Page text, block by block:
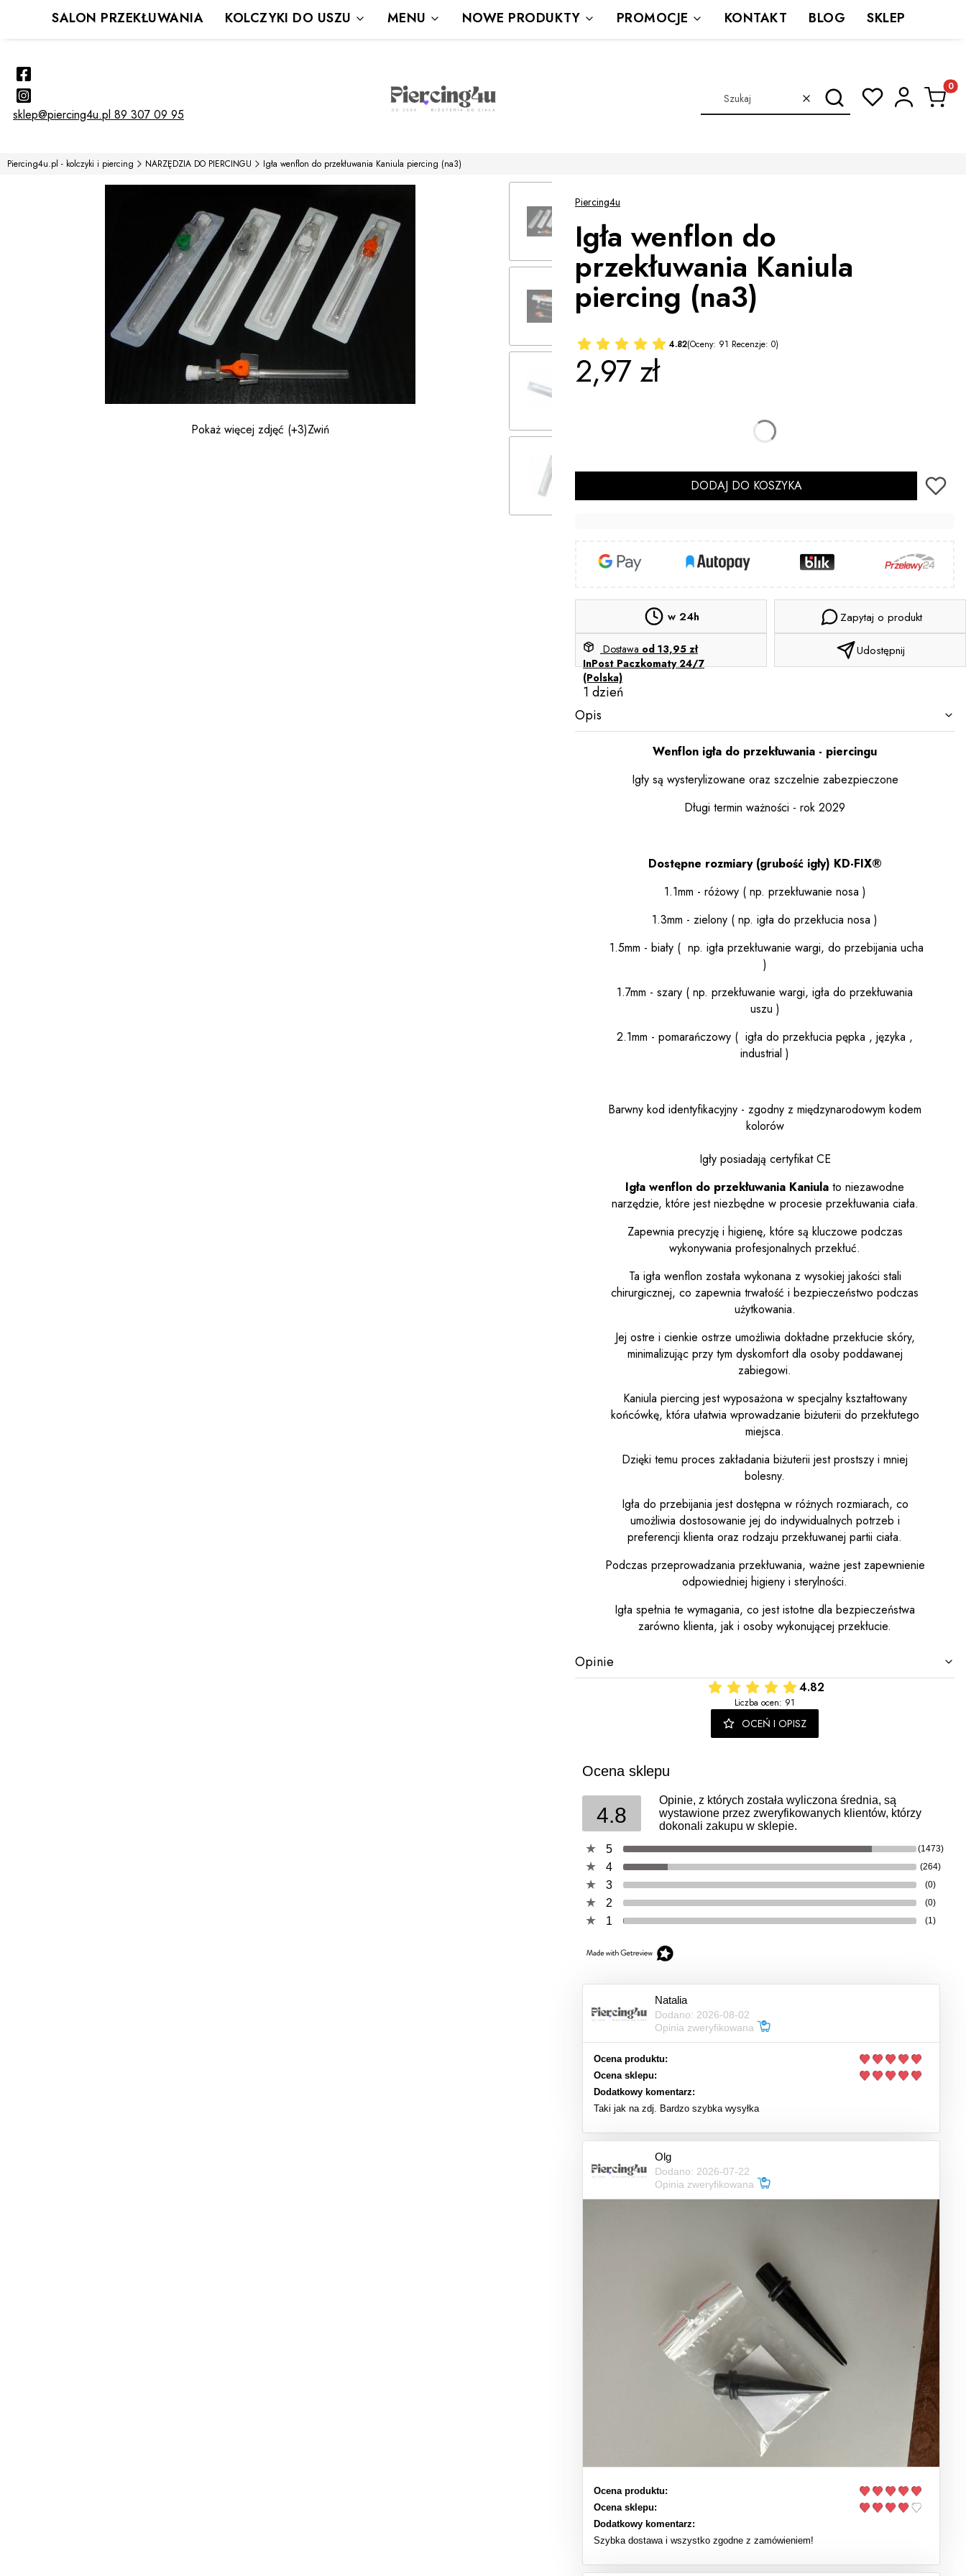
Wysyłka Gratis powyżej 80 zł
sklep@piercing4u.pl 89 307 09 95
WyczyśćSzukaj
SALON PRZEKŁUWANIA KOLCZYKI DO USZU MENU NOWE PRODUKTY PROMOCJE KONTAKT BLOG SKLEP
Piercing4u.pl - kolczyki i piercing NARZĘDZIA DO PIERCINGU Igła wenflon do przekłuwania Kaniula piercing (na3)
Pokaż więcej zdjęć (+3)Zwiń
Piercing4u
Igła wenflon do
przekłuwania Kaniula
piercing (na3)
4.82(Oceny: 91 Recenzje: 0)
Cena
2,97 zł
DODAJ DO KOSZYKA
w 24h
Dostawa od 13,95 zł
InPost Paczkomaty 24/7
(Polska)
1 dzień
Zapytaj o produkt
Udostępnij
Opis
Wenflon igła do przekłuwania - piercingu
Igły są wysterylizowane oraz szczelnie zabezpieczone
Długi termin ważności - rok 2029
Dostępne rozmiary (grubość igły) KD-FIX®
1.1mm - różowy ( np. przekłuwanie nosa )
1.3mm - zielony ( np. igła do przekłucia nosa )
1.5mm - biały ( np. igła przekłuwanie wargi, do przebijania ucha
)
1.7mm - szary ( np. przekłuwanie wargi, igła do przekłuwania
uszu )
2.1mm - pomarańczowy ( igła do przekłucia pępka , języka ,
industrial )
Barwny kod identyfikacyjny - zgodny z międzynarodowym kodem
kolorów
Igły posiadają certyfikat CE
Igła wenflon do przekłuwania Kaniula to niezawodne
narzędzie, które jest niezbędne w procesie przekłuwania ciała.
Zapewnia precyzję i higienę, które są kluczowe podczas
wykonywania profesjonalnych przekłuć.
Ta igła wenflon została wykonana z wysokiej jakości stali
chirurgicznej, co zapewnia trwałość i bezpieczeństwo podczas
użytkowania.
Jej ostre i cienkie ostrze umożliwia dokładne przekłucie skóry,
minimalizując przy tym dyskomfort dla osoby poddawanej
zabiegowi.
Kaniula piercing jest wyposażona w specjalny kształtowany
końcówkę, która ułatwia wprowadzanie biżuterii do przekłutego
miejsca.
Dzięki temu proces zakładania biżuterii jest prostszy i mniej
bolesny.
Igła do przebijania jest dostępna w różnych rozmiarach, co
umożliwia dostosowanie jej do indywidualnych potrzeb i
preferencji klienta oraz rodzaju przekłuwanej partii ciała.
Podczas przeprowadzania przekłuwania, ważne jest zapewnienie
odpowiedniej higieny i sterylności.
Igła spełnia te wymagania, co jest istotne dla bezpieczeństwa
zarówno klienta, jak i osoby wykonującej przekłucie.
Opinie
4.82
Liczba ocen: 91
OCEŃ I OPISZ
Ocena sklepu
4.8
Opinie, z których została wyliczona średnia, są
wystawione przez zweryfikowanych klientów, którzy
dokonali zakupu w sklepie.
5
(1473)
4 (264)
3 (0)
2 (0)
1 (1)
Natalia
Dodano: 2026-08-02
Opinia zweryfikowana
Ocena produktu:
Ocena sklepu:
Dodatkowy komentarz:
Taki jak na zdj. Bardzo szybka wysyłka
Olg
Dodano: 2026-07-22
Opinia zweryfikowana
Ocena produktu:
Ocena sklepu:
Dodatkowy komentarz:
Szybka dostawa i wszystko zgodne z zamówieniem!